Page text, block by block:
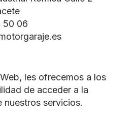
50 06
les ofrecemos a los
de acceder a la
nuestros servicios.